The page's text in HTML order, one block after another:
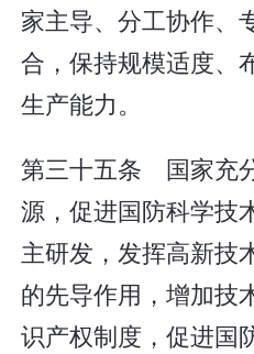
家主导、分工协作、
合，保持规模适度、
生产能力。
第三十五条 国家充
源，促进国防科学技
主研发，发挥高新技
的先导作用，增加技
识产权制度，促进国